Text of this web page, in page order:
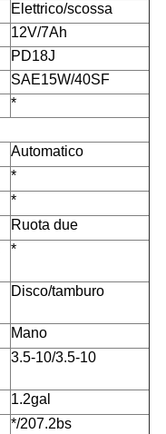
Elettrico/scossa
12V/7Ah
PD18J
SAE15W/40SF
*
Automatico
*
*
Ruota due
*
Disco/tamburo
Mano
3.5-10/3.5-10
1.2gal
*/207.2bs